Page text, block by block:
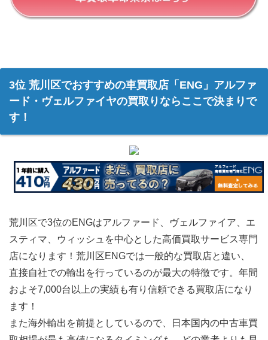
3位 荒川区でおすすめの車買取店「ENG」アルファ
ード・ヴェルファイヤの買取りならここで決まりで
す！
荒川区で3位のENGはアルファード、ヴェルファイア、エ
スティマ、ウィッシュを中心とした高価買取サービス専門
店になります！荒川区ENGでは一般的な買取店と違い、
直接自社での輸出を行っているのが最大の特徴です。年間
およそ7,000台以上の実績も有り信頼できる買取店になり
ます！
また海外輸出を前提としているので、日本国内の中古車買